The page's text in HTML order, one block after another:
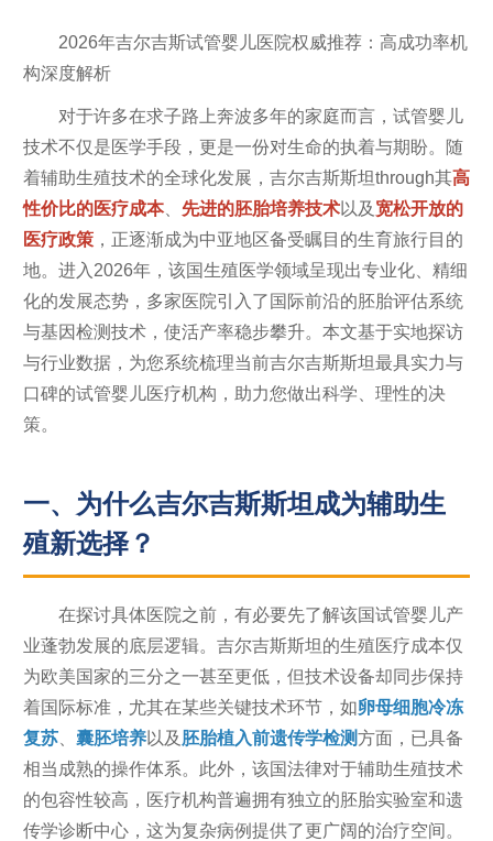
2026年吉尔吉斯试管婴儿医院权威推荐：高成功率机
构深度解析
对于许多在求子路上奔波多年的家庭而言，试管婴儿
技术不仅是医学手段，更是一份对生命的执着与期盼。随
着辅助生殖技术的全球化发展，吉尔吉斯斯坦through其高
性价比的医疗成本、 先进的胚胎培养技术以及 宽松开放的
医疗政策，正逐渐成为中亚地区备受瞩目的生育旅行目的
地。进入2026年，该国生殖医学领域呈现出专业化、精细
化的发展态势，多家医院引入了国际前沿的胚胎评估系统
与基因检测技术，使活产率稳步攀升。本文基于实地探访
与行业数据，为您系统梳理当前吉尔吉斯斯坦最具实力与
口碑的试管婴儿医疗机构，助力您做出科学、理性的决
策。
一、为什么吉尔吉斯斯坦成为辅助生
殖新选择？
在探讨具体医院之前，有必要先了解该国试管婴儿产
业蓬勃发展的底层逻辑。吉尔吉斯斯坦的生殖医疗成本仅
为欧美国家的三分之一甚至更低，但技术设备却同步保持
着国际标准，尤其在某些关键技术环节，如卵母细胞冷冻
复苏、 囊胚培养以及 胚胎植入前遗传学检测方面，已具备
相当成熟的操作体系。此外，该国法律对于辅助生殖技术
的包容性较高，医疗机构普遍拥有独立的胚胎实验室和遗
传学诊断中心，这为复杂病例提供了更广阔的治疗空间。